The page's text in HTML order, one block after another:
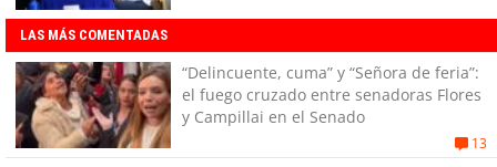
LAS MÁS COMENTADAS
“Delincuente, cuma” y “Señora de feria”:
el fuego cruzado entre senadoras Flores
y Campillai en el Senado
13